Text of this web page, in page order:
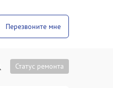
Перезвоните мне
Статус ремонта